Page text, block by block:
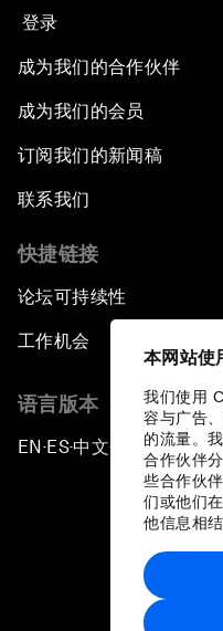
本网站使
我们使用
容与广告
的流量。
合作伙伴
些合作伙
们或他们
他信息相结
Managing a Global
Plastic Pollution: An
Close Encounters
Trillion-Dollar Vision
Strategic Outlook on
Future Frontiers of
Media Freedom in
Achieving a Single
A Conversation with
登录
成为我们的合作伙伴
成为我们的会员
订阅我们的新闻稿
联系我们
快捷链接
论坛可持续性
工作机会
语言版本
EN ▪ES▪中文▪ 日本語